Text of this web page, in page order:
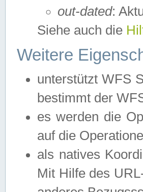
out-dated:
Siehe auch die
Weitere
unterstützt WFS
bestimmt der
es werden die
auf die
als natives
Mit Hilfe des